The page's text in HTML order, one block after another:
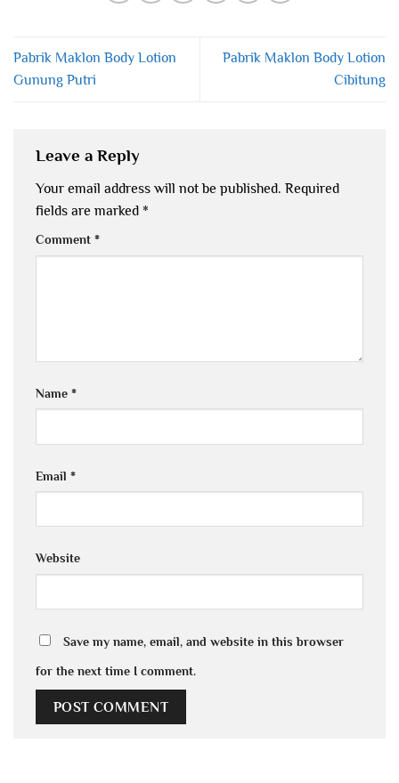
Pabrik Maklon Body Lotion
Gunung Putri
Pabrik Maklon Body Lotion
Cibitung
Leave a Reply
Your email address will not be published. Required
fields are marked *
Comment *
Name *
Email *
Website
Save my name, email, and website in this browser
for the next time I comment.